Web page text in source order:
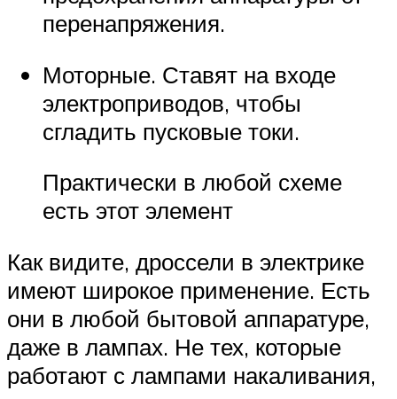
перенапряжения.
Моторные. Ставят на входе
электроприводов, чтобы
сгладить пусковые токи.
Практически в любой схеме
есть этот элемент
Как видите, дроссели в электрике
имеют широкое применение. Есть
они в любой бытовой аппаратуре,
даже в лампах. Не тех, которые
работают с лампами накаливания,